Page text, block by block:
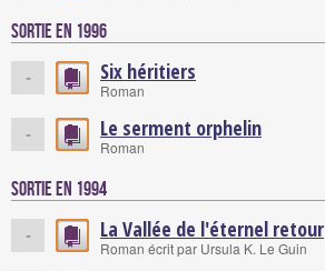
Sortie en 1996
- Six héritiers
Roman
- Le serment orphelin
Roman
Sortie en 1994
- La Vallée de l'éternel retour
Roman écrit par Ursula K. Le Guin